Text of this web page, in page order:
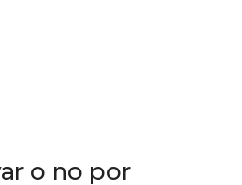
o no por